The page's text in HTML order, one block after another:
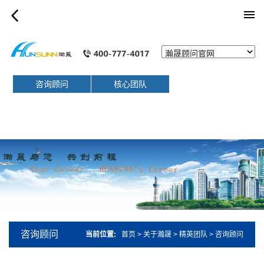
咨询顾问 核心团队
咨询顾问 当前位置: 首页 > 关于瀚晟 > 精英团队 > 咨询顾问